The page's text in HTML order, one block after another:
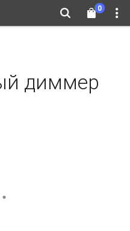
0
диммер